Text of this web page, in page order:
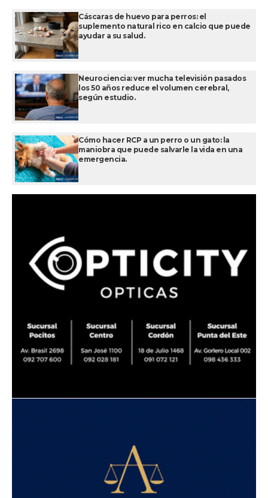
Cáscaras de huevo para perros: el
suplemento natural rico en calcio que puede
ayudar a su salud.
Neurociencia: ver mucha televisión pasados
los 50 años reduce el volumen cerebral,
según estudio.
Cómo hacer RCP a un perro o un gato: la
maniobra que puede salvarle la vida en una
emergencia.